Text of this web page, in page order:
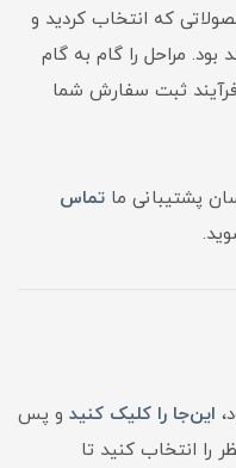
که انتخاب کردید و
مراحل را گام به گام
ثبت سفارش شما
پشتیبانی ما تماس
این‌جا را کلیک کنید و پس
را انتخاب کنید تا